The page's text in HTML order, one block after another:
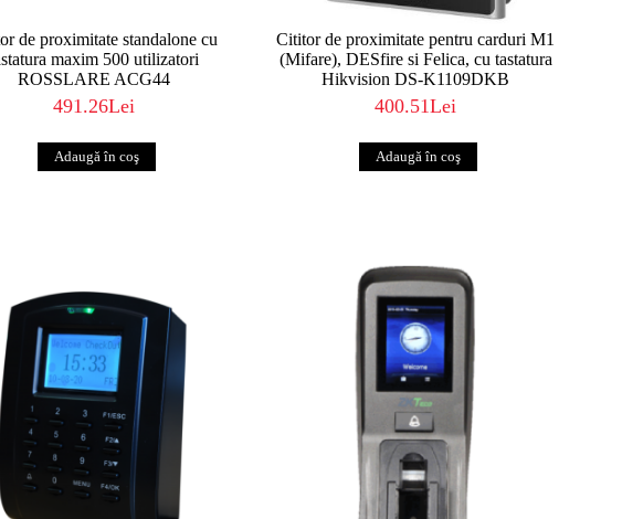
de proximitate standalone cu
maxim 500 utilizatori
ROSSLARE ACG44
491.26Lei
Cititor de proximitate pentru carduri M1
(Mifare), DESfire si Felica, cu tastatura
Hikvision DS-K1109DKB
400.51Lei